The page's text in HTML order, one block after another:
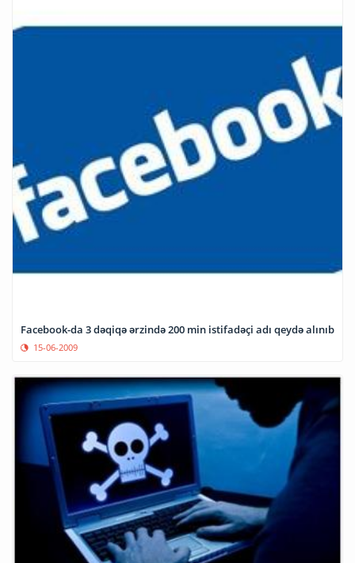
Facebook-da 3 dəqiqə ərzində 200 min istifadəçi adı qeydə alınıb
15-06-2009